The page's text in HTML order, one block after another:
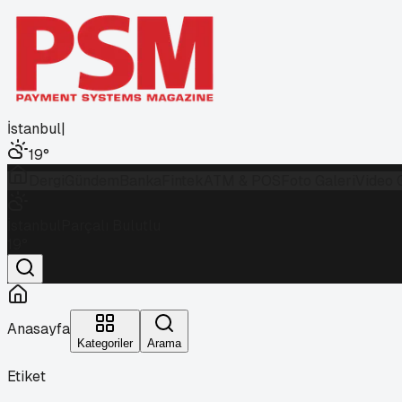
İstanbul|
19°
Anasayfa
Kategoriler Arama
Etiket